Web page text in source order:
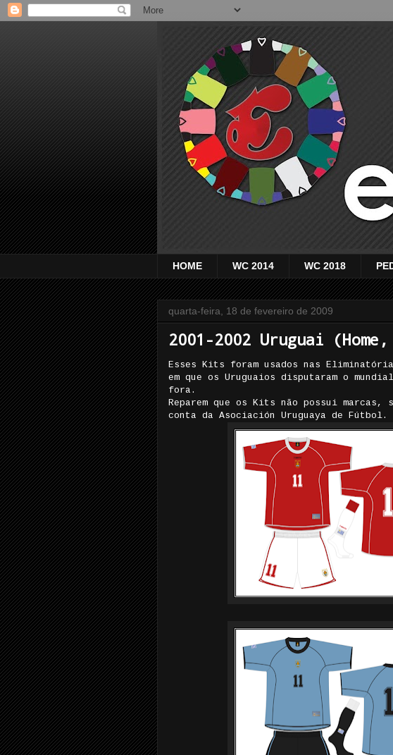
HOME WC 2014 WC 2018
quarta-feira, 18 de fevereiro de 2009
2001-2002 Uruguai
Esses Kits foram usados nas
em que os Uruguaios disputaram o
fora.
Reparem que os Kits não possui marcas,
conta da Asociación Uruguaya de Fútbol.